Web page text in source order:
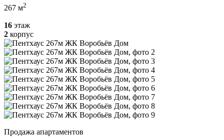
267 м2
16 этаж
2 корпус
Продажа апартаментов